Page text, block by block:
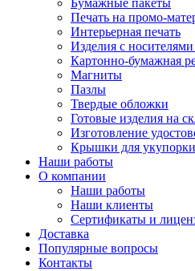
Бумажные пакеты
Печать на промо-
Интерьерная печать
Изделия с
Картонно-бумажная
Магниты
Пазлы
Твердые обложки
Готовые изделия на
Изготовление
Крышки для
Наши работы
О компании
Наши работы
Наши клиенты
Сертификаты и
Доставка
Популярные вопросы
Контакты